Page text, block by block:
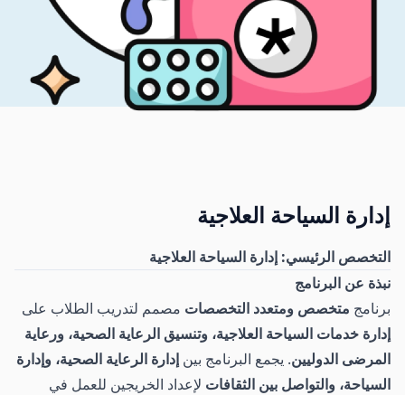
إدارة السياحة العلاجية
التخصص الرئيسي: إدارة السياحة العلاجية
نبذة عن البرنامج
برنامج متخصص ومتعدد التخصصات مصمم لتدريب الطلاب على
إدارة خدمات السياحة العلاجية، وتنسيق الرعاية الصحية، ورعاية
المرضى الدوليين. يجمع البرنامج بين إدارة الرعاية الصحية، وإدارة
السياحة، والتواصل بين الثقافات لإعداد الخريجين للعمل في